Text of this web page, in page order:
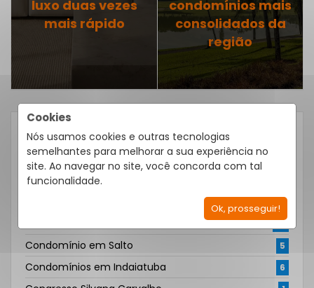
Cookies
Nós usamos cookies e outras tecnologias
semelhantes para melhorar a sua experiência no
site. Ao navegar no site, você concorda com tal
funcionalidade.
Ok, prosseguir!
luxo duas vezes
mais rápido
condomínios mais
consolidados da
região
CATEGORIAS
Alugar imóvel
Arquitetura e Decoração
18
Condomínio em Salto 5
Condomínios em Indaiatuba 6